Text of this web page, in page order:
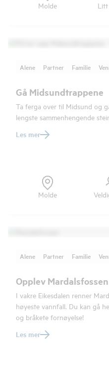
Molde
Alene Partner Familie
Gå Midsundtrappene
Ta ferga over til Midsund og
lengste sammenhengende
Les mer
Molde
Alene Partner Familie
Opplev Mardalsfossen
I vakre Eikesdalen renner
høyeste vannfall. Du kan gå
og bråkete fornøyelse!
Les mer